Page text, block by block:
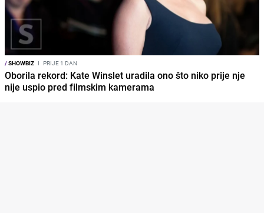
/SHOWBIZ I PRIJE 1 DAN
Oborila rekord: Kate Winslet uradila ono što niko prije nje
nije uspio pred filmskim kamerama